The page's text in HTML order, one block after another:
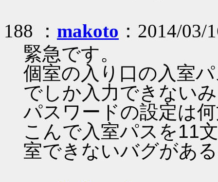
188 ： makoto ：2014/
緊急です。
個室の入り口の入室
でしか入力できない
パスワードの設定は
こんで入室パスを11
室できないバグがあ